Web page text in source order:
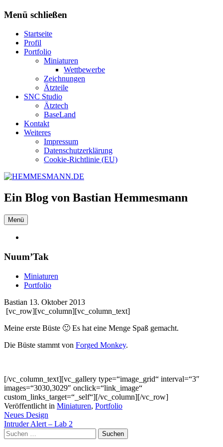
Zum
springen
Menü schließen
Startseite
Profil
Portfolio
Miniaturen
Wettbewerbe
Zeichnungen
Ätzteile
SNC Studio
Ätztech
BaseLand
Kontakt
Weiteres
Impressum
Datenschutzerklärung
Cookie-Richtlinie (EU)
Ein Blog von Bastian Hemmesmann
Menü
Nuum’Tak
Miniaturen
Portfolio
Bastian 13. Oktober 2013
[vc_row][vc_column][vc_column_text]
Meine erste Büste 🙂 Es hat eine Menge Spaß gemacht.
Die Büste stammt von Forged Monkey.
[/vc_column_text][vc_gallery type=“image_grid“ interval=“3″
images=“3030,3029″ onclick=“link_image“
custom_links_target=“_self“][/vc_column][/vc_row]
Veröffentlicht in Miniaturen, Portfolio
Artikel-
Navigation
Neues Design
Intruder Alert – Lab 2
Suchen
nach: